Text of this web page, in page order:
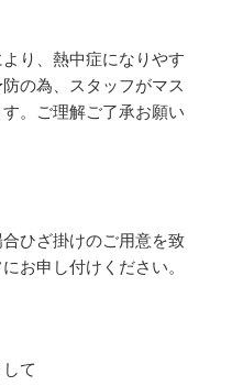
り、熱中症になりやす
の為、スタッフがマス
。ご理解ご了承お願い
ひざ掛けのご用意を致
お申し付けください。
て